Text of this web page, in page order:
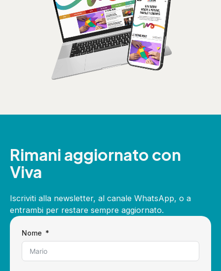
Rimani aggiornato con
Viva
Iscriviti alla newsletter, al canale WhatsApp, o a
entrambi per restare sempre aggiornato.
Nome